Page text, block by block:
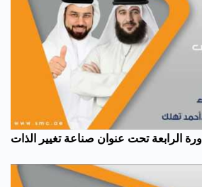
الرابعة تحت عنوان صناعة تغيير الذات